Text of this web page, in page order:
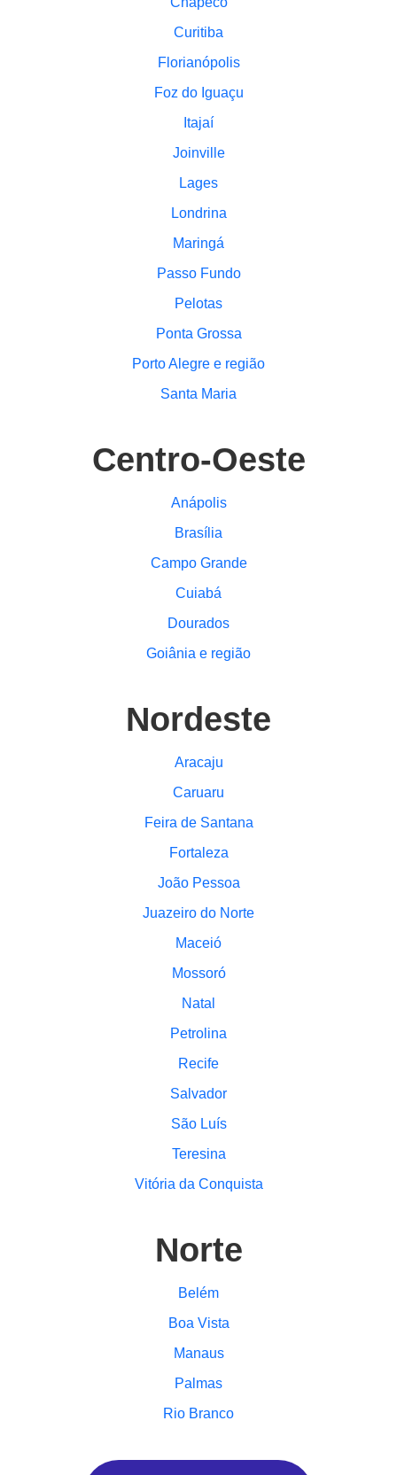
Curitiba
Florianópolis
Foz do Iguaçu
Itajaí
Joinville
Lages
Londrina
Maringá
Passo Fundo
Pelotas
Ponta Grossa
Porto Alegre e região
Santa Maria
Centro-Oeste
Anápolis
Brasília
Campo Grande
Cuiabá
Dourados
Goiânia e região
Nordeste
Aracaju
Caruaru
Feira de Santana
Fortaleza
João Pessoa
Juazeiro do Norte
Maceió
Mossoró
Natal
Petrolina
Recife
Salvador
São Luís
Teresina
Vitória da Conquista
Norte
Belém
Boa Vista
Manaus
Palmas
Rio Branco